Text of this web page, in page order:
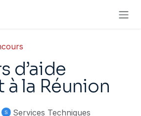
d’aide
la Réunion
Services Techniques